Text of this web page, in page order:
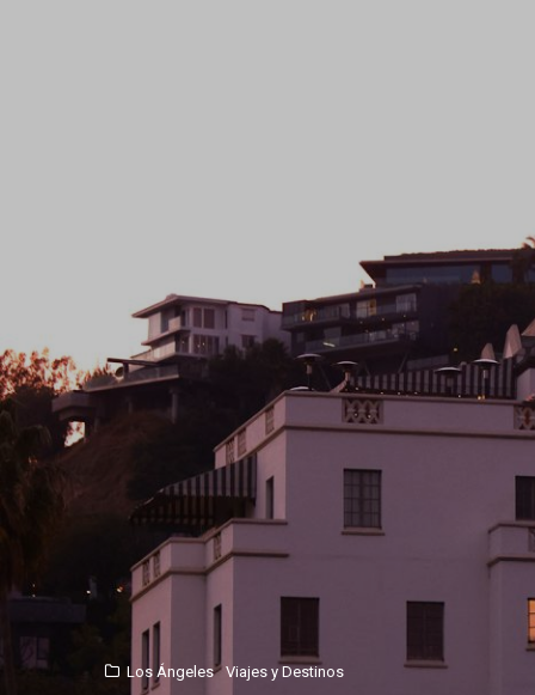
Los Ángeles Viajes y Destinos